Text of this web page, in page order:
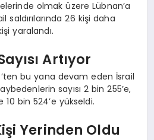
olmak üzere Lübnan’a
saldırılarında 26 kişi daha
yaralandı.
Artıyor
bu yana devam eden İsrail
sayısı 2 bin 255’e,
10 bin 524’e yükseldi.
Yerinden Oldu